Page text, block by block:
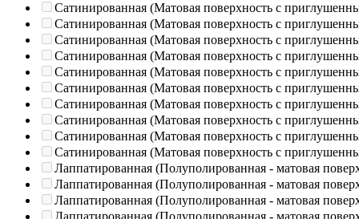
Сатинированная (Матовая поверхность с
Сатинированная (Матовая поверхность с
Сатинированная (Матовая поверхность с
Сатинированная (Матовая поверхность с
Сатинированная (Матовая поверхность с
Сатинированная (Матовая поверхность с
Сатинированная (Матовая поверхность с
Сатинированная (Матовая поверхность с
Сатинированная (Матовая поверхность с
Сатинированная (Матовая поверхность с
Лаппатированная (Полуполированная - матовая
Лаппатированная (Полуполированная - матовая
Лаппатированная (Полуполированная - матовая